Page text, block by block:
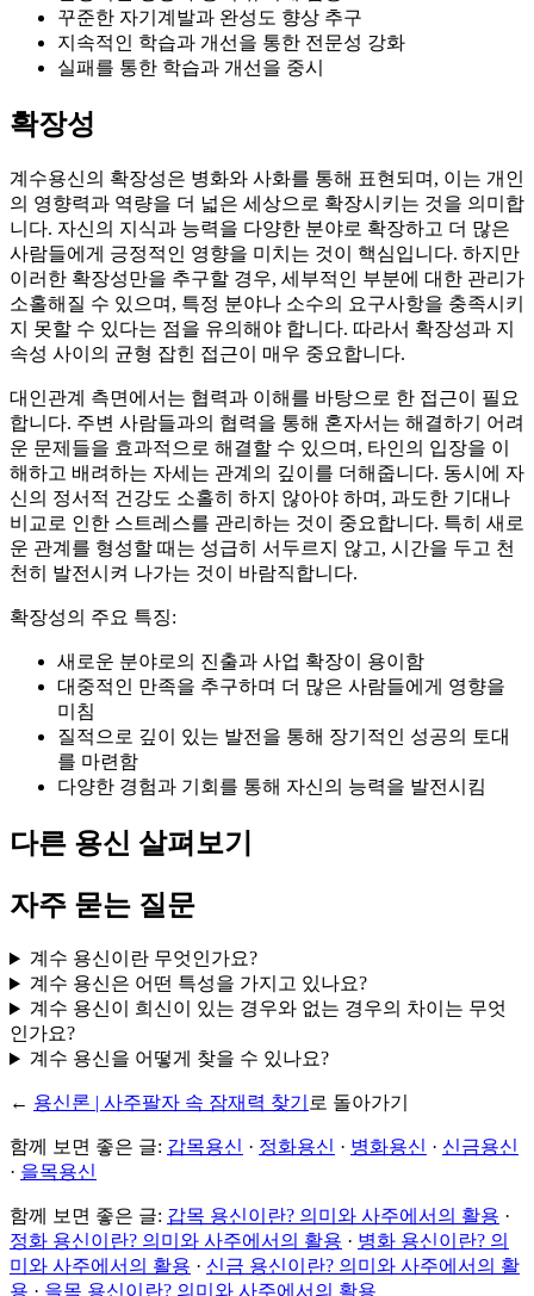
꾸준한 자기계발과 완성도 향상 추구
지속적인 학습과 개선을 통한 전문성 강화
실패를 통한 학습과 개선을 중시
확장성
계수용신의 확장성은 병화와 사화를 통해 표현되며, 이는 개인
의 영향력과 역량을 더 넓은 세상으로 확장시키는 것을 의미합
니다. 자신의 지식과 능력을 다양한 분야로 확장하고 더 많은
사람들에게 긍정적인 영향을 미치는 것이 핵심입니다. 하지만
이러한 확장성만을 추구할 경우, 세부적인 부분에 대한 관리가
소홀해질 수 있으며, 특정 분야나 소수의 요구사항을 충족시키
지 못할 수 있다는 점을 유의해야 합니다. 따라서 확장성과 지
속성 사이의 균형 잡힌 접근이 매우 중요합니다.
대인관계 측면에서는 협력과 이해를 바탕으로 한 접근이 필요
합니다. 주변 사람들과의 협력을 통해 혼자서는 해결하기 어려
운 문제들을 효과적으로 해결할 수 있으며, 타인의 입장을 이
해하고 배려하는 자세는 관계의 깊이를 더해줍니다. 동시에 자
신의 정서적 건강도 소홀히 하지 않아야 하며, 과도한 기대나
비교로 인한 스트레스를 관리하는 것이 중요합니다. 특히 새로
운 관계를 형성할 때는 성급히 서두르지 않고, 시간을 두고 천
천히 발전시켜 나가는 것이 바람직합니다.
확장성의 주요 특징:
새로운 분야로의 진출과 사업 확장이 용이함
대중적인 만족을 추구하며 더 많은 사람들에게 영향을
미침
질적으로 깊이 있는 발전을 통해 장기적인 성공의 토대
를 마련함
다양한 경험과 기회를 통해 자신의 능력을 발전시킴
다른 용신 살펴보기
자주 묻는 질문
계수 용신이란 무엇인가요?
계수 용신은 어떤 특성을 가지고 있나요?
계수 용신이 희신이 있는 경우와 없는 경우의 차이는 무엇
인가요?
계수 용신을 어떻게 찾을 수 있나요?
← 용신론 | 사주팔자 속 잠재력 찾기 로 돌아가기
함께 보면 좋은 글: 갑목용신 · 정화용신 · 병화용신 · 신금용신
· 을목용신
함께 보면 좋은 글: 갑목 용신이란? 의미와 사주에서의 활용 ·
정화 용신이란? 의미와 사주에서의 활용 · 병화 용신이란? 의
미와 사주에서의 활용 · 신금 용신이란? 의미와 사주에서의 활
용 · 을목 용신이란? 의미와 사주에서의 활용